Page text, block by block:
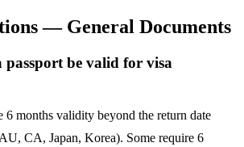
— General Documents
passport be valid for visa
6 months validity beyond the return date
CA, Japan, Korea). Some require 6